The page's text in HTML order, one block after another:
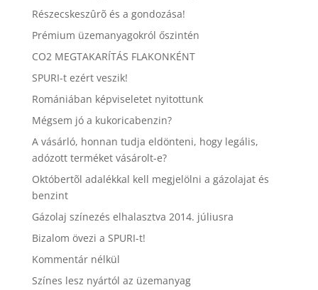
Részecskeszûrõ és a gondozása!
Prémium üzemanyagokról őszintén
CO2 MEGTAKARÍTÁS FLAKONKÉNT
SPURI-t ezért veszik!
Romániában képviseletet nyitottunk
Mégsem jó a kukoricabenzin?
A vásárló, honnan tudja eldönteni, hogy legális,
adózott terméket vásárolt-e?
Októbertõl adalékkal kell megjelölni a gázolajat és
benzint
Gázolaj színezés elhalasztva 2014. júliusra
Bizalom övezi a SPURI-t!
Kommentár nélkül
Színes lesz nyártól az üzemanyag